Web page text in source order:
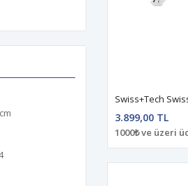
3.899,00 TL
1000₺ ve üzeri